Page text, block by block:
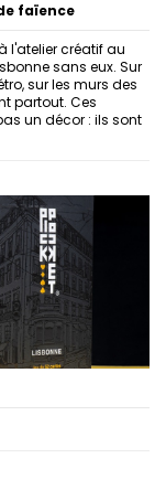
faïence
l'atelier créatif au
sans eux. Sur
sur les murs des
partout. Ces
un décor : ils sont